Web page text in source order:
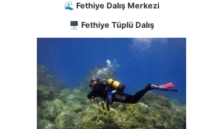
🌊 Fethiye DalışMerkezi
🖥️ Fethiye Tüplü Dalış